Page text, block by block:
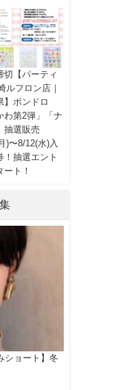
切【パーティ
ルフロン店｜
】ボンドロ
わ第2弾」「ナ
抽選販売
)〜8/12(水)入
！抽選エント
ート！
ショート】冬